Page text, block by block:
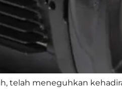
telah meneguhkan